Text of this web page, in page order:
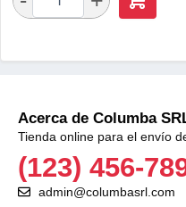
Acerca de Columba
Tienda online para el envío
(123) 456-
admin@columbasrl.com